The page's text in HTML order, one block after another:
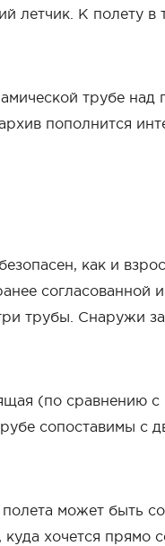
летчик. К полету в
трубе над
пополнится
как и
согласованной
трубы. Снаружи
(по сравнению
сопоставимы с
может быть
хочется прямо